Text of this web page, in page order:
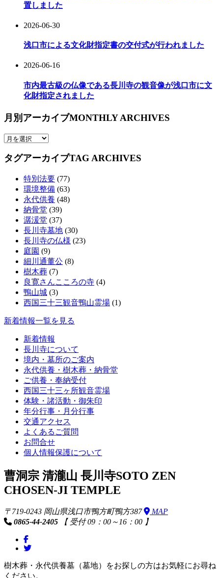
置しました
2026-06-30
浅口市による文化財指定書の交付式が行われました
2026-06-16
市内最古級の仏像である長川寺の観音像が浅口市に文
化財指定されました
月別アーカイブMONTHLY ARCHIVES
タグアーカイブTAG ARCHIVES
特別法要 (77)
環境整備 (63)
永代供養 (48)
納骨堂 (39)
潺湲堂 (37)
長川寺墓地 (30)
長川寺の仏様 (23)
庭園 (9)
細川通董公 (8)
樹木葬 (7)
良寛さんこころの寺 (4)
鴨山城 (3)
西国三十三観音鴨山霊場 (1)
新着情報一覧を見る
新着情報
長川寺について
境内・墓所のご案内
永代供養・樹木葬・納骨堂
ご供養・奉納受付
西国三十三ヶ所観音霊場
体験・諸活動・御朱印
年分行事・月分行事
交通アクセス
よくあるご質問
お問合せ
個人情報保護について
曹洞宗 清瀧山 長川寺SOTO ZEN
CHOSEN-JI TEMPLE
〒719-0243 岡山県浅口市鴨方町鴨方387
MAP
0865-44-2405 【 受付 09：00～16：00 】
樹木葬・永代供養墓（墓地）をお探しの方はお気軽にお尋ね
ください。